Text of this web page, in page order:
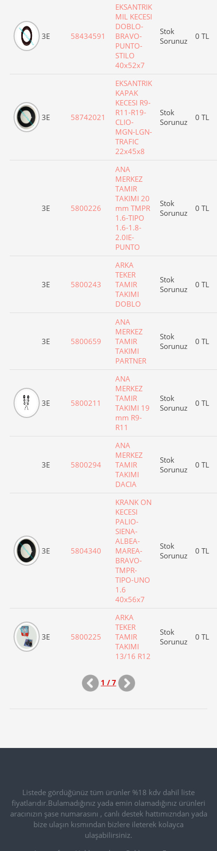
3E 58434591
EKSANTRIK
MIL KECESI
DOBLO-
BRAVO-
PUNTO-
STILO
40x52x7
Stok
Sorunuz
0 TL
3E 58742021
EKSANTRIK
KAPAK
KECESI R9-
R11-R19-
CLIO-
MGN-LGN-
TRAFIC
22x45x8
Stok
Sorunuz
0 TL
3E 5800226
ANA
MERKEZ
TAMIR
TAKIMI 20
mm TMPR
1.6-TIPO
1.6-1.8-
2.0IE-
PUNTO
Stok
Sorunuz
0 TL
3E 5800243
ARKA
TEKER
TAMIR
TAKIMI
DOBLO
Stok
Sorunuz
0 TL
3E 5800659
ANA
MERKEZ
TAMIR
TAKIMI
PARTNER
Stok
Sorunuz
0 TL
3E 5800211
ANA
MERKEZ
TAMIR
TAKIMI 19
mm R9-
R11
Stok
Sorunuz
0 TL
3E 5800294
ANA
MERKEZ
TAMIR
TAKIMI
DACIA
Stok
Sorunuz
0 TL
3E 5804340
KRANK ON
KECESI
PALIO-
SIENA-
ALBEA-
MAREA-
BRAVO-
TMPR-
TIPO-UNO
1.6
40x56x7
Stok
Sorunuz
0 TL
3E 5800225
ARKA
TEKER
TAMIR
TAKIMI
13/16 R12
Stok
Sorunuz
0 TL
1 / 7
Listede gördüğünüz tüm ürünler %18 kdv dahil liste
fiyatlarıdır.Bulamadığınız yada emin olamadığınız ürünleri
aracınızın şase numarasını , canlı destek hattımızndan yada
bize ulaşın kısmından bizlere ileterek kolayca
ulaşabilirsiniz.